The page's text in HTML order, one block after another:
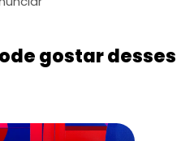
gostar desses